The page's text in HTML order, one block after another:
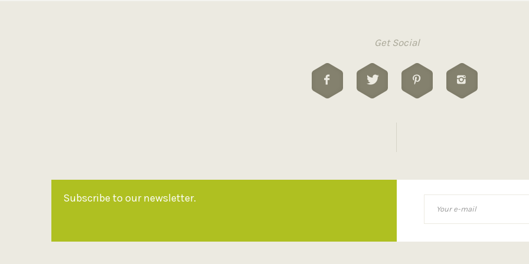
Get Social
Subscribe to our newsletter.